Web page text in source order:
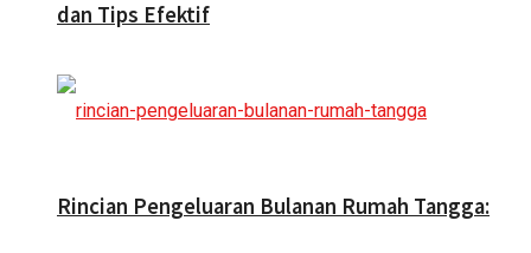
dan Tips Efektif
Rincian Pengeluaran Bulanan Rumah Tangga: